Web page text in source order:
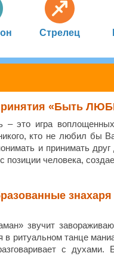
Стрелец
«Быть
– это игра
кто не любил бы
и принимать
человека,
звучит
ритуальном танце
с